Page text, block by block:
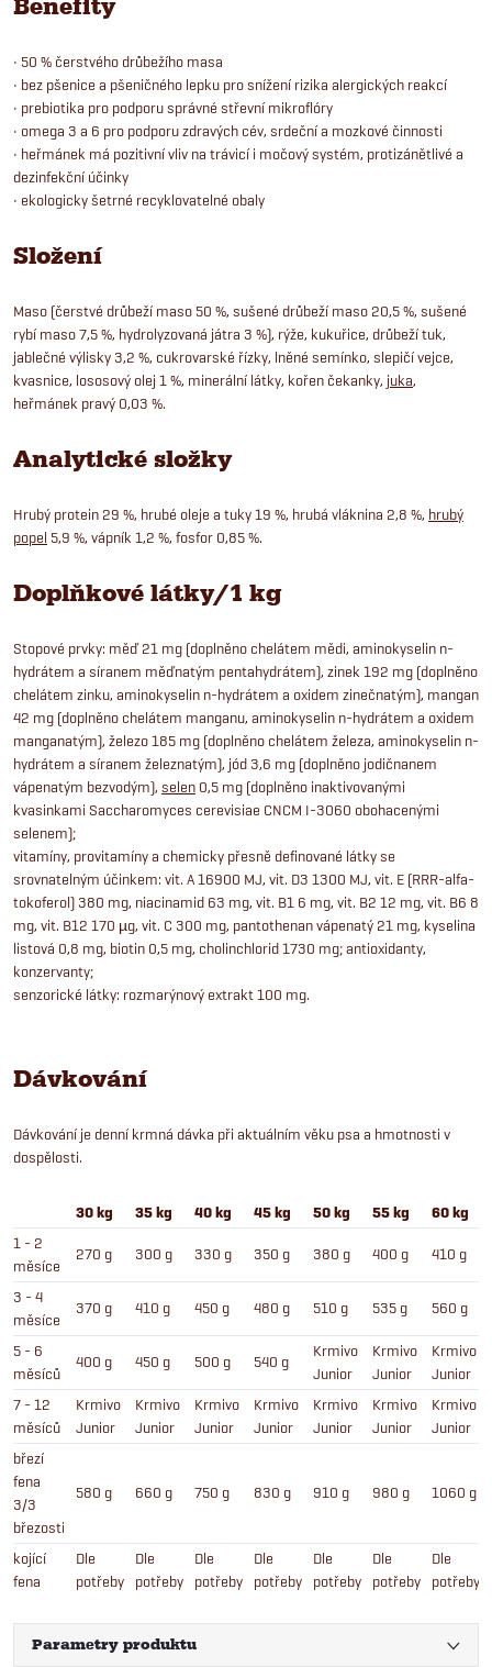
Benefity
• 50 % čerstvého drůbežího masa
• bez pšenice a pšeničného lepku pro snížení rizika alergických reakcí
• prebiotika pro podporu správné střevní mikroflóry
• omega 3 a 6 pro podporu zdravých cév, srdeční a mozkové činnosti
• heřmánek má pozitivní vliv na trávicí i močový systém, protizánětlivé a
dezinfekční účinky
• ekologicky šetrné recyklovatelné obaly
Složení
Maso (čerstvé drůbeží maso 50 %, sušené drůbeží maso 20,5 %, sušené
rybí maso 7,5 %, hydrolyzovaná játra 3 %), rýže, kukuřice, drůbeží tuk,
jablečné výlisky 3,2 %, cukrovarské řízky, lněné semínko, slepičí vejce,
kvasnice, lososový olej 1 %, minerální látky, kořen čekanky, juka,
heřmánek pravý 0,03 %.
Analytické složky
Hrubý protein 29 %, hrubé oleje a tuky 19 %, hrubá vláknina 2,8 %, hrubý
popel 5,9 %, vápník 1,2 %, fosfor 0,85 %.
Doplňkové látky/1 kg
Stopové prvky: měď 21 mg (doplněno chelátem mědi, aminokyselin n-
hydrátem a síranem měďnatým pentahydrátem), zinek 192 mg (doplněno
chelátem zinku, aminokyselin n-hydrátem a oxidem zinečnatým), mangan
42 mg (doplněno chelátem manganu, aminokyselin n-hydrátem a oxidem
manganatým), železo 185 mg (doplněno chelátem železa, aminokyselin n-
hydrátem a síranem železnatým), jód 3,6 mg (doplněno jodičnanem
vápenatým bezvodým), selen 0,5 mg (doplněno inaktivovanými
kvasinkami Saccharomyces cerevisiae CNCM I-3060 obohacenými
selenem);
vitamíny, provitamíny a chemicky přesně definované látky se
srovnatelným účinkem: vit. A 16900 MJ, vit. D3 1300 MJ, vit. E (RRR-alfa-
tokoferol) 380 mg, niacinamid 63 mg, vit. B1 6 mg, vit. B2 12 mg, vit. B6 8
mg, vit. B12 170 µg, vit. C 300 mg, pantothenan vápenatý 21 mg, kyselina
listová 0,8 mg, biotin 0,5 mg, cholinchlorid 1730 mg; antioxidanty,
konzervanty;
senzorické látky: rozmarýnový extrakt 100 mg.
Dávkování
Dávkování je denní krmná dávka při aktuálním věku psa a hmotnosti v
dospělosti.
30 kg 35 kg 40 kg 45 kg 50 kg 55 kg 60 kg
1 - 2
měsíce
270 g 300 g 330 g 350 g 380 g 400 g 410 g
3 - 4
měsíce
370 g 410 g 450 g 480 g 510 g 535 g 560 g
5 - 6
měsíců
400 g 450 g 500 g 540 g
Krmivo
Junior
Krmivo
Junior
Krmivo
Junior
7 - 12
měsíců
Krmivo
Junior
Krmivo
Junior
Krmivo
Junior
Krmivo
Junior
Krmivo
Junior
Krmivo
Junior
Krmivo
Junior
březí
fena
3/3
březosti
580 g 660 g 750 g 830 g 910 g 980 g 1060 g
kojící
fena
Dle
potřeby
Dle
potřeby
Dle
potřeby
Dle
potřeby
Dle
potřeby
Dle
potřeby
Dle
potřeby
Parametry produktu